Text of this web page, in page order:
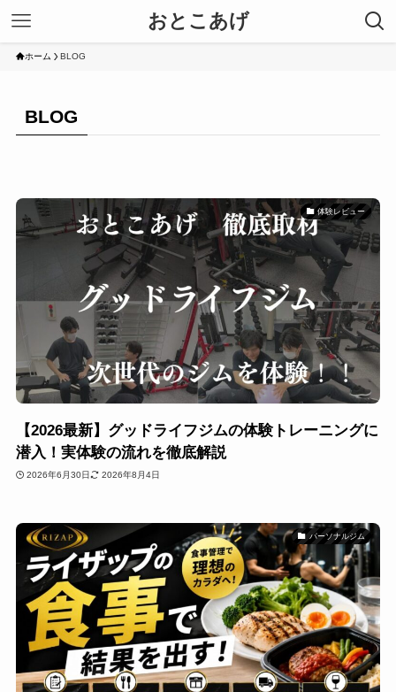
おとこあげ
ホーム BLOG
BLOG
体験レビュー
【2026最新】グッドライフジムの体験トレーニングに
潜入！実体験の流れを徹底解説
2026年6月30日 2026年8月4日
パーソナルジム